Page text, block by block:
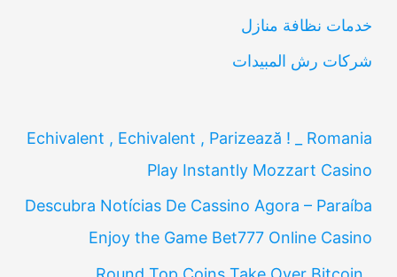
خدمات نظافة منازل
شركات رش المبيدات
Echivalent , Echivalent , Parizează ! _ Romania
Play Instantly Mozzart Casino
Descubra Notícias De Cassino Agora – Paraíba
Enjoy the Game Bet777 Online Casino